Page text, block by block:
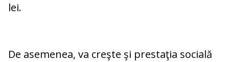
lei.
De asemenea, va creşte şi prestaţia socială